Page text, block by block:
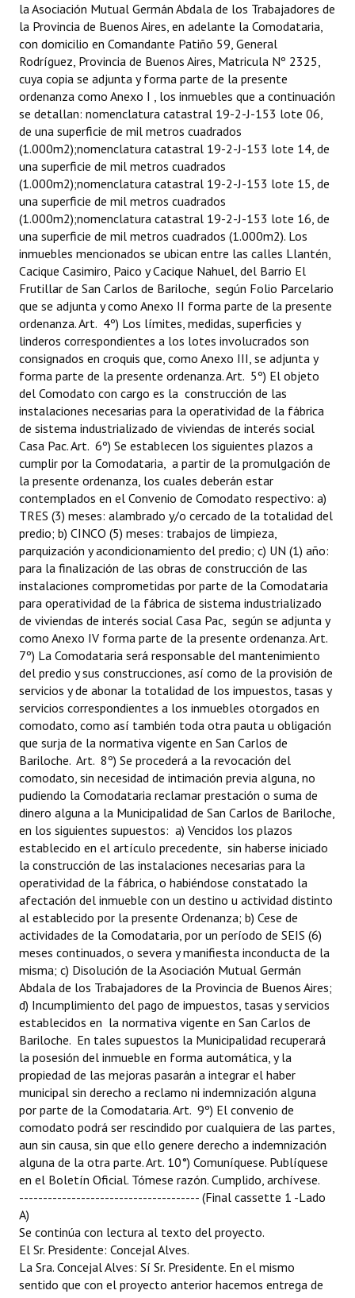
-------------------------------------- (Final cassette 1 -Lado
A)
Se continúa con lectura al texto del proyecto.
El Sr. Presidente: Concejal Alves.
La Sra. Concejal Alves: Sí Sr. Presidente. En el mismo
sentido que con el proyecto anterior hacemos entrega de